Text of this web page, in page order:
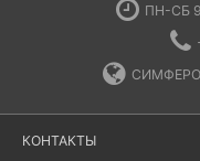
ПН-СБ
КОНТАКТЫ